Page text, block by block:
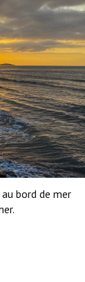
bord de mer